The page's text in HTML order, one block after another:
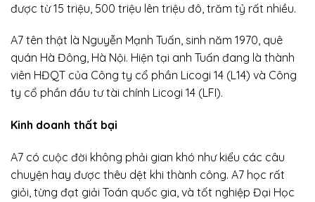
được từ 15 triệu, 500 triệu lên triệu đô, trăm tỷ rất nhiều.
A7 tên thật là Nguyễn Mạnh Tuấn, sinh năm 1970, quê
quán Hà Đông, Hà Nội. Hiện tại anh Tuấn đang là thành
viên HĐQT của Công ty cổ phần Licogi 14 (L14) và Công
ty cổ phần đầu tư tài chính Licogi 14 (LFI).
Kinh doanh thất bại
A7 có cuộc đời không phải gian khó như kiểu các câu
chuyện hay được thêu dệt khi thành công. A7 học rất
giỏi, từng đạt giải Toán quốc gia, và tốt nghiệp Đại Học